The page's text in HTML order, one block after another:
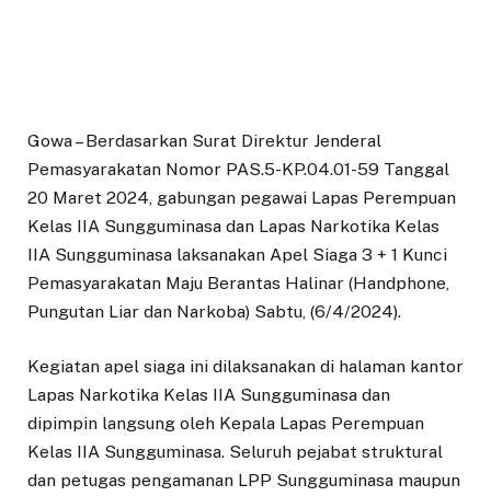
Gowa – Berdasarkan Surat Direktur Jenderal
Pemasyarakatan Nomor PAS.5-KP.04.01-59 Tanggal
20 Maret 2024, gabungan pegawai Lapas Perempuan
Kelas IIA Sungguminasa dan Lapas Narkotika Kelas
IIA Sungguminasa laksanakan Apel Siaga 3 + 1 Kunci
Pemasyarakatan Maju Berantas Halinar (Handphone,
Pungutan Liar dan Narkoba) Sabtu, (6/4/2024).
Kegiatan apel siaga ini dilaksanakan di halaman kantor
Lapas Narkotika Kelas IIA Sungguminasa dan
dipimpin langsung oleh Kepala Lapas Perempuan
Kelas IIA Sungguminasa. Seluruh pejabat struktural
dan petugas pengamanan LPP Sungguminasa maupun